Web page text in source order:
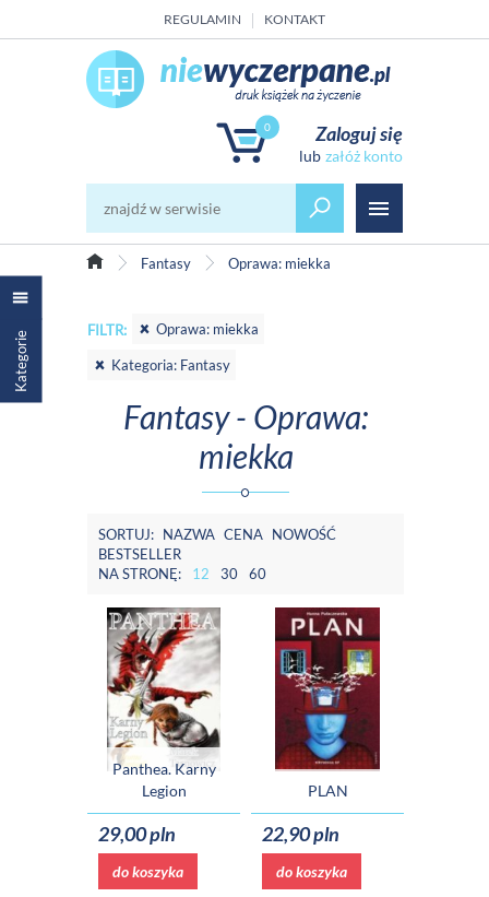
REGULAMIN KONTAKT
0 Zaloguj się
załóż konto
Fantasy Oprawa: miekka
Kategorie FILTR: Oprawa: miekka
Kategoria: Fantasy
Fantasy - Oprawa:
miekka
SORTUJ: NAZWA CENA NOWOŚĆ
BESTSELLER
NA STRONĘ:
12 30 60
Panthea. Karny
Legion
29,00 pln
do koszyka
PLAN
22,90 pln
do koszyka